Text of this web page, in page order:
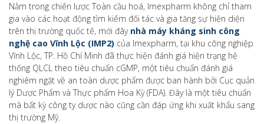
Nằm trong chiến lược Toàn cầu hoá, Imexpharm không chỉ tham
gia vào các hoạt động tìm kiếm đối tác và gia tăng sự hiện diện
trên thị trường quốc tế, mới đây nhà máy kháng sinh công
nghệ cao Vĩnh Lộc (IMP2) của Imexpharm, tại khu công nghiệp
Vĩnh Lộc, TP. Hồ Chí Minh đã thực hiện đánh giá hiện trạng hệ
thống QLCL theo tiêu chuẩn cGMP, một tiêu chuẩn đánh giá
nghiêm ngặt về an toàn dược phẩm được ban hành bởi Cục quản
lý Dược Phẩm và Thực phẩm Hoa Kỳ (FDA). Đây là một tiêu chuẩn
mà bất kỳ công ty dược nào cũng cần đáp ứng khi xuất khẩu sang
thị trường Mỹ.